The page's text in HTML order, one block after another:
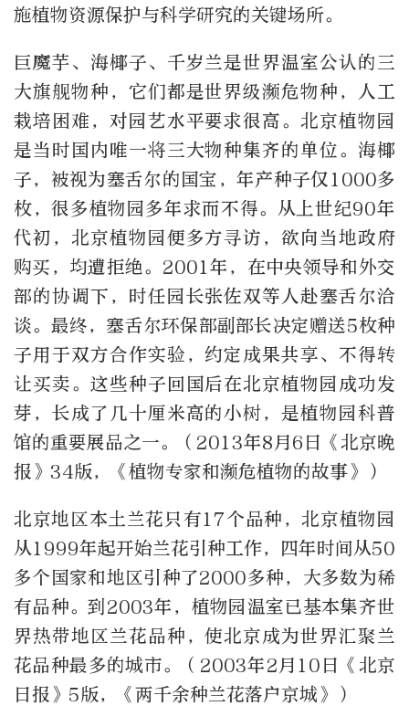
施植物资源保护与科学研究的关键场所。
巨魔芋、海椰子、千岁兰是世界温室公认的三
大旗舰物种，它们都是世界级濒危物种，人工
栽培困难，对园艺水平要求很高。北京植物园
是当时国内唯一将三大物种集齐的单位。海椰
子，被视为塞舌尔的国宝，年产种子仅1000多
枚，很多植物园多年求而不得。从上世纪90年
代初，北京植物园便多方寻访，欲向当地政府
购买，均遭拒绝。2001年，在中央领导和外交
部的协调下，时任园长张佐双等人赴塞舌尔洽
谈。最终，塞舌尔环保部副部长决定赠送5枚种
子用于双方合作实验，约定成果共享、不得转
让买卖。这些种子回国后在北京植物园成功发
芽，长成了几十厘米高的小树，是植物园科普
馆的重要展品之一。（2013年8月6日《北京晚
报》34版，《植物专家和濒危植物的故事》）
北京地区本土兰花只有17个品种，北京植物园
从1999年起开始兰花引种工作，四年时间从50
多个国家和地区引种了2000多种，大多数为稀
有品种。到2003年，植物园温室已基本集齐世
界热带地区兰花品种，使北京成为世界汇聚兰
花品种最多的城市。（2003年2月10日《北京
日报》5版，《两千余种兰花落户京城》）